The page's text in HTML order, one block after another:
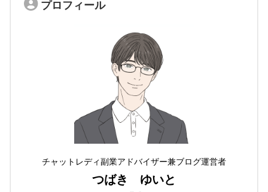
プロフィール
チャットレディ副業アドバイザー兼ブログ運営者
つばき ゆいと